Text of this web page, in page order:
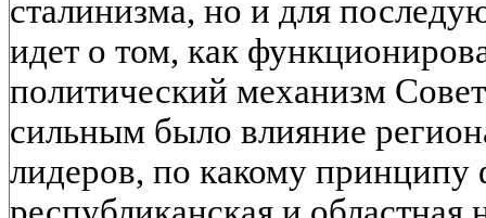
сталинизма, но и для
идет о том, как
политический механизм
сильным было влияние
лидеров, по какому принципу